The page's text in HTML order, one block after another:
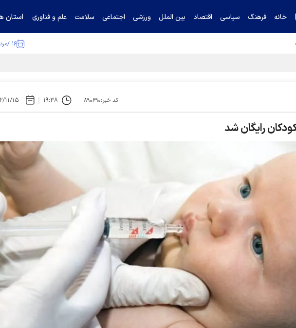
خانه فرهنگ سیاسی اقتصاد بین الملل ورزشی اجتماعی سلامت علم و فناوری استان
۱۶ /مرداد /۱۴۰۵
خرازی درباره پزشکیان را تکذیب کرد
کد خبر:۸۹۰۶۹۰ ۱۹:۳۸ ۱۴۰۲/
رایگان شد